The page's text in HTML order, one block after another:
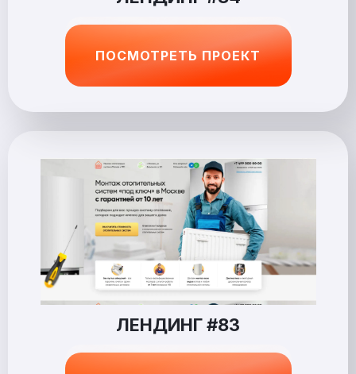
ПОСМОТРЕТЬ ПРОЕКТ
ЛЕНДИНГ #83